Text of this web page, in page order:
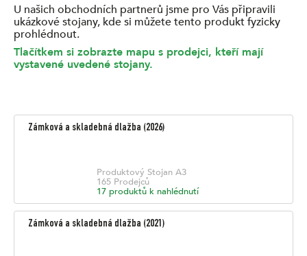
U našich obchodních partnerů jsme pro Vás připravili
ukázkové stojany, kde si můžete tento produkt fyzicky
prohlédnout.
Tlačítkem si zobrazte mapu s prodejci, kteří mají
vystavené uvedené stojany.
Zámková a skladebná dlažba (2026)
Produktový Stojan A3
165 Prodejců
17 produktů k nahlédnutí
Zámková a skladebná dlažba (2021)